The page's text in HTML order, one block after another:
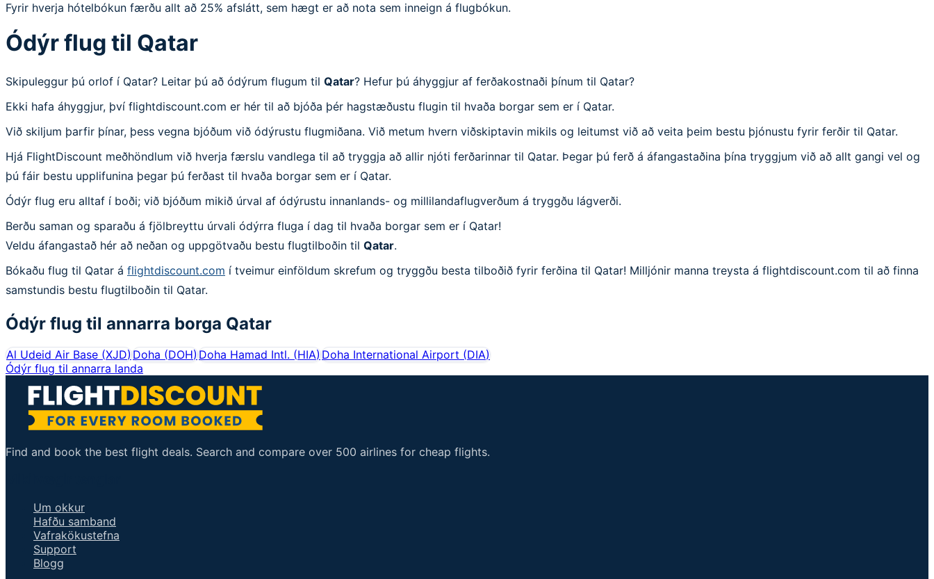
Fyrir hverja hótelbókun færðu allt að 25% afslátt, sem hægt er að nota sem inneign á flugbókun.
Ódýr flug til Qatar
Skipuleggur þú orlof í Qatar? Leitar þú að ódýrum flugum til Qatar? Hefur þú áhyggjur af ferðakostnaði þínum til Qatar?
Ekki hafa áhyggjur, því flightdiscount.com er hér til að bjóða þér hagstæðustu flugin til hvaða borgar sem er í Qatar.
Við skiljum þarfir þínar, þess vegna bjóðum við ódýrustu flugmiðana. Við metum hvern viðskiptavin mikils og leitumst við að veita þeim bestu þjónustu fyrir ferðir til Qatar.
Hjá FlightDiscount meðhöndlum við hverja færslu vandlega til að tryggja að allir njóti ferðarinnar til Qatar. Þegar þú ferð á áfangastaðina þína tryggjum við að allt gangi vel og
þú fáir bestu upplifunina þegar þú ferðast til hvaða borgar sem er í Qatar.
Ódýr flug eru alltaf í boði; við bjóðum mikið úrval af ódýrustu innanlands- og millilandaflugverðum á tryggðu lágverði.
Berðu saman og sparaðu á fjölbreyttu úrvali ódýrra fluga í dag til hvaða borgar sem er í Qatar!
Veldu áfangastað hér að neðan og uppgötvaðu bestu flugtilboðin til Qatar.
Bókaðu flug til Qatar á flightdiscount.com í tveimur einföldum skrefum og tryggðu besta tilboðið fyrir ferðina til Qatar! Milljónir manna treysta á flightdiscount.com til að finna
samstundis bestu flugtilboðin til Qatar.
Ódýr flug til annarra borga Qatar
Al Udeid Air Base (XJD)Doha (DOH)Doha Hamad Intl. (HIA)Doha International Airport (DIA)
Ódýr flug til annarra landa
Find and book the best flight deals. Search and compare over 500 airlines for cheap flights.
Um okkur
Hafðu samband
Vafrakökustefna
Support
Blogg